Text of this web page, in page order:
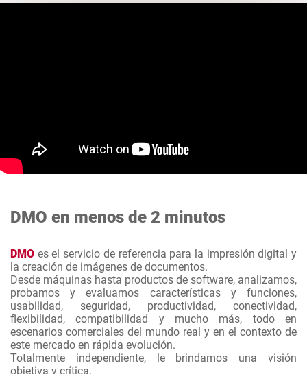
DMO en menos de 2 minutos
DMO es el servicio de referencia para la impresión digital y
la creación de imágenes de documentos.
Desde máquinas hasta productos de software, analizamos,
probamos y evaluamos características y funciones,
usabilidad, seguridad, productividad, conectividad,
flexibilidad, compatibilidad y mucho más, todo en
escenarios comerciales del mundo real y en el contexto de
este mercado en rápida evolución.
Totalmente independiente, le brindamos una visión
objetiva y crítica.